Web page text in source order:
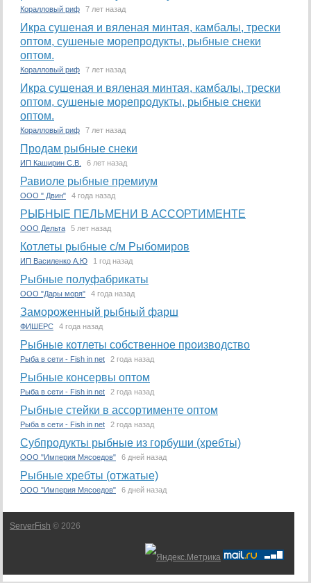
Коралловый риф 7 лет назад
Икра сушеная и вяленая минтая, камбалы, трески
оптом, сушеные морепродукты, рыбные снеки
оптом.
Коралловый риф 7 лет назад
Икра сушеная и вяленая минтая, камбалы, трески
оптом, сушеные морепродукты, рыбные снеки
оптом.
Коралловый риф 7 лет назад
Продам рыбные снеки
ИП Каширин С.В. 6 лет назад
Равиоле рыбные премиум
ООО " Двин" 4 года назад
РЫБНЫЕ ПЕЛЬМЕНИ В АССОРТИМЕНТЕ
ООО Дельта 5 лет назад
Котлеты рыбные с/м Рыбомиров
ИП Василенко А.Ю 1 год назад
Рыбные полуфабрикаты
ООО "Дары моря" 4 года назад
Замороженный рыбный фарш
ФИШЕРС 4 года назад
Рыбные котлеты собственное производство
Рыба в сети - Fish in net 2 года назад
Рыбные консервы оптом
Рыба в сети - Fish in net 2 года назад
Рыбные стейки в ассортименте оптом
Рыба в сети - Fish in net 2 года назад
Субпродукты рыбные из горбуши (хребты)
ООО "Империя Мясоедов" 6 дней назад
Рыбные хребты (отжатые)
ООО "Империя Мясоедов" 6 дней назад
ServerFish © 2026